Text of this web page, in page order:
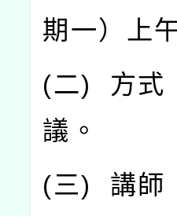
期一）上
(二) 方式
議。
(三) 講師